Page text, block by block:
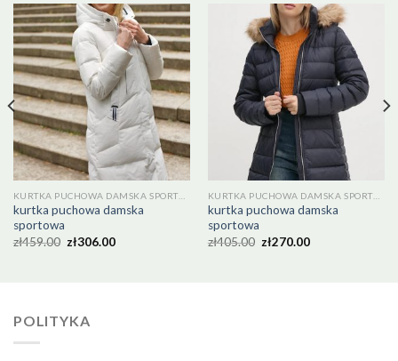
kurtka puchowa damska
sportowa
zł459.00 zł306.00
kurtka puchowa damska
sportowa
zł405.00 zł270.00
POLITYKA